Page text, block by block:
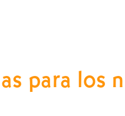
para los